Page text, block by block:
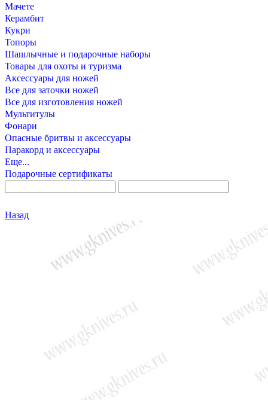
Мачете
Керамбит
Кукри
Топоры
Шашлычные и подарочные наборы
Товары для охоты и туризма
Аксессуары для ножей
Все для заточки ножей
Все для изготовления ножей
Мультитулы
Фонари
Опасные бритвы и аксессуары
Паракорд и аксессуары
Еще...
Подарочные сертификаты
Назад